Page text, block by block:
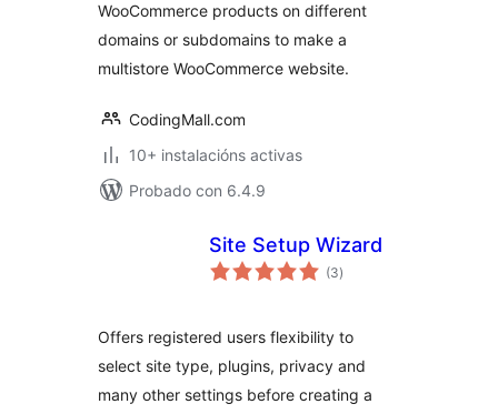
WooCommerce products on different
domains or subdomains to make a
multistore WooCommerce website.
CodingMall.com
10+ instalacións activas
Probado con 6.4.9
Site Setup Wizard
(3valoracións
totais
)
Offers registered users flexibility to
select site type, plugins, privacy and
many other settings before creating a